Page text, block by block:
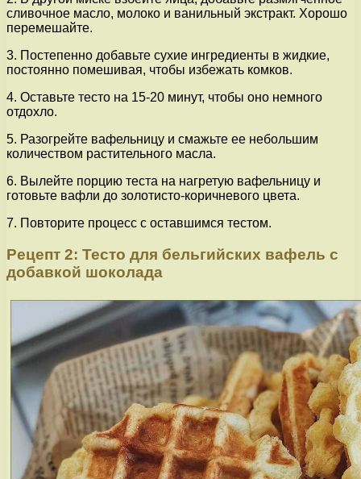
сливочное масло, молоко и ванильный экстракт. Хорошо
перемешайте.
3. Постепенно добавьте сухие ингредиенты в жидкие,
постоянно помешивая, чтобы избежать комков.
4. Оставьте тесто на 15-20 минут, чтобы оно немного
отдохло.
5. Разогрейте вафельницу и смажьте ее небольшим
количеством растительного масла.
6. Вылейте порцию теста на нагретую вафельницу и
готовьте вафли до золотисто-коричневого цвета.
7. Повторите процесс с оставшимся тестом.
Рецепт 2: Тесто для бельгийских вафель с
добавкой шоколада